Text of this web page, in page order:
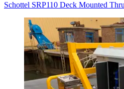
Schottel SRP110 Deck Mounted